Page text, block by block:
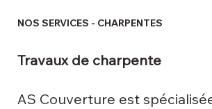
NOS SERVICES - CHARPENTES
Travaux de charpente
AS Couverture est